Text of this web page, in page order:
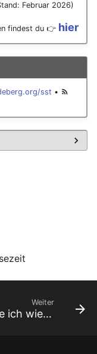
Februar 2026)
findest du 👉 hier
sst •
Weiter
BorgBackup - Wie komme ich wieder an meine Daten?